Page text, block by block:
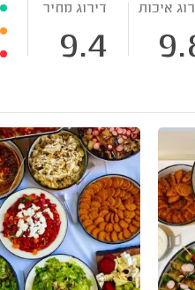
איכות דירוג מחיר
9.4